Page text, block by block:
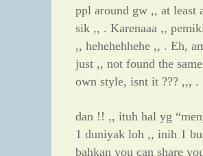
ppl around gw ,, at least
sik ,, . Karenaaa ,,
,, hehehehhehe ,, . Eh,
just ,, not found the
own style, isnt it ??? ,,, .
dan !! ,, ituh hal yg
1 duniyak loh ,, inih 1
bahkan you can share